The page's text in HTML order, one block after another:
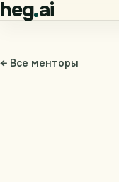
heg ai
← Все менторы